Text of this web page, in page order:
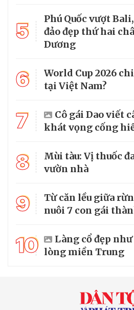
5
Phú Quốc vượt
đảo đẹp thứ hai
Dương
6
World Cup 2026
tại Việt Nam?
7
Cô gái Dao viết
khát vọng cống
8
Mùi tàu: Vị thuốc
vườn nhà
9
Từ căn lều giữa
nuôi 7 con gái
10
Làng cổ đẹp
lòng miền Trung